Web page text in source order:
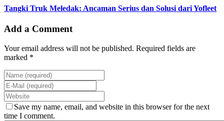
Tangki Truk Meledak: Ancaman Serius dan Solusi dari Yofleet
Add a Comment
Your email address will not be published. Required fields are
marked *
Save my name, email, and website in this browser for the next
time I comment.